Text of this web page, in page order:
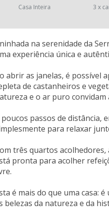
Casa Inteira 3 x
na serenidade da
experiência única e
abrir as janelas, é possível
de castanheiros e
e o ar puro convidam
poucos passos de distância,
para relaxar
três quartos
pronta para acolher
é mais do que uma casa:
belezas da natureza e da